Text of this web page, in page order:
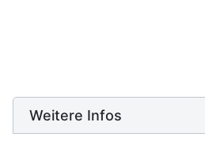
Weitere Infos